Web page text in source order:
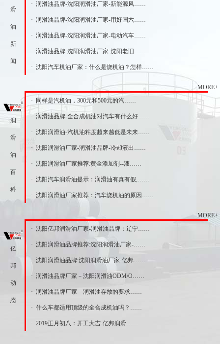
滑
油
新
闻
· 润滑油品牌-沈阳润滑油厂家-新能源风……
· 润滑油品牌-沈阳润滑油厂家-用好国六……
· 润滑油品牌-沈阳润滑油厂家-电动汽车……
· 润滑油品牌-沈阳润滑油厂家-沈阳老旧……
· 沈阳汽车机油厂家：什么是烧机油？怎样……
MORE+
润
滑
油
百
科
· 同样是汽机油，300元和500元的汽……
· 润滑油品牌-全合成机油对汽车有什么好……
· 沈阳润滑油-汽机油粘度越来越低是未来……
· 沈阳润滑油厂家-润滑油品牌-冷却液出……
· 沈阳润滑油厂家推荐:黄金添加剂--液……
· 沈阳汽车润滑油提示：润滑油有真有假,……
· 沈阳润滑油厂家推荐：汽车烧机油的原因……
MORE+
亿
邦
动
态
· 沈阳亿邦润滑油厂家-润滑油品牌：辽宁……
· 沈阳润滑油品牌推荐:沈阳润滑油厂家-……
· 沈阳润滑油品牌:沈阳润滑油厂家-亿邦……
· 润滑油品牌厂家－沈阳润滑油ODM/O……
· 润滑油品牌厂家－润滑油存放的要求……
· 什么车都适用顶级的全合成机油吗？……
· 2019正月初八：开工大吉-亿邦润滑……